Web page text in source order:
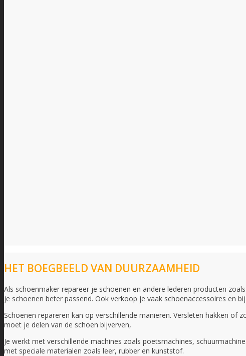
HET BOEGBEELD VAN DUURZAAMHEID
Als schoenmaker repareer je schoenen en andere lederen producten
je schoenen beter passend. Ook verkoop je vaak schoenaccessoires en
Schoenen repareren kan op verschillende manieren. Versleten hakken
moet je delen van de schoen bijverven,
Je werkt met verschillende machines zoals poetsmachines,
met speciale materialen zoals leer, rubber en kunststof.